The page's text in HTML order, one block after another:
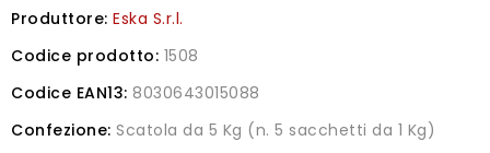
Produttore: Eska S.r.l.
Codice prodotto: 1508
Codice EAN13: 8030643015088
Confezione: Scatola da 5 Kg (n. 5 sacchetti da 1 Kg)